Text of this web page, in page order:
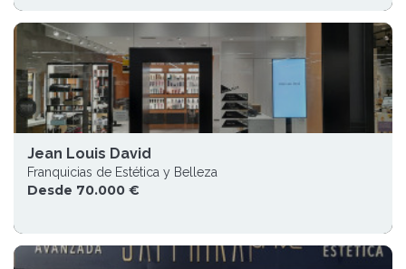
Jean Louis David
Franquicias de Estética y Belleza
Desde 70.000 €